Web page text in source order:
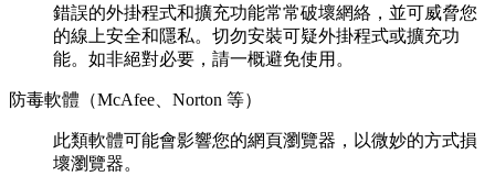
錯誤的外掛程式和擴充功能常常破壞網絡，並可威脅您
的線上安全和隱私。切勿安裝可疑外掛程式或擴充功
能。如非絕對必要，請一概避免使用。
防毒軟體（McAfee、Norton 等）
此類軟體可能會影響您的網頁瀏覽器，以微妙的方式損
壞瀏覽器。